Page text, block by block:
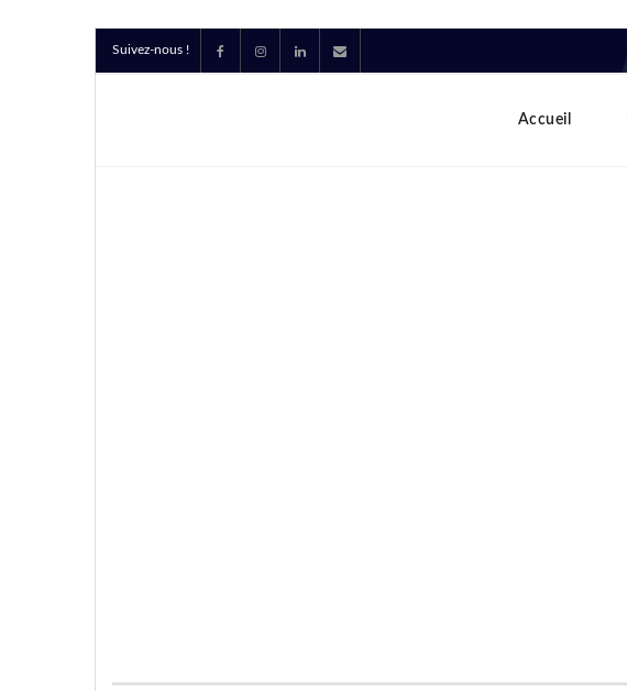
Suivez-nous !
Accueil